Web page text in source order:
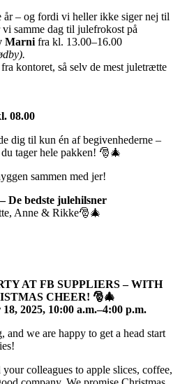
år – og fordi vi heller ikke siger nej til
samme dag til julefrokost på
Marni fra kl. 13.00–16.00
kontoret, så selv de mest juletrætte
08.00
dig til kun én af begivenhederne –
tager hele pakken! 🎅🎄
sammen med jer!
De bedste julehilsner
Anne & Rikke🎅🎄
AT FB SUPPLIERS – WITH
CHEER! 🎅🎄
2025, 10:00 a.m.–4:00 p.m.
and we are happy to get a head start
colleagues to apple slices, coffee,